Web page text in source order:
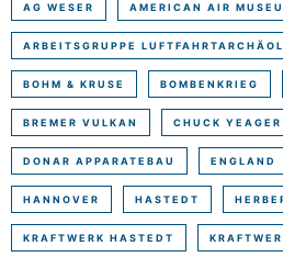
AG WESER AMERICAN AIR
ARBEITSGRUPPE
BOHM & KRUSE BOMBENKRIEG
BREMER VULKAN CHUCK YEAGER
DONAR APPARATEBAU ENGLAND
HANNOVER HASTEDT
KRAFTWERK HASTEDT